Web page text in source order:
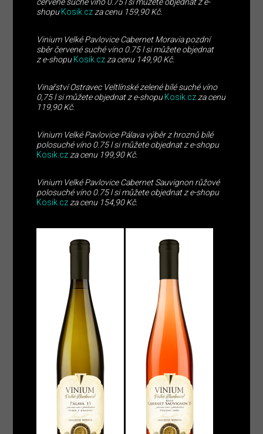
shopuKosik.cz za cenu 159,90 Kč.
Vinium Velké Pavlovice Cabernet Moravia pozdní
sběr červené suché víno 0.75 l si můžete objednat
z e-shopuKosik.cz za cenu 149,90 Kč.
Vinařství Ostravec Veltlínské zelené bílé suché víno
0,75 l si můžete objednat z e-shopuKosik.cz za cenu
119,90 Kč.
Vinium Velké Pavlovice Pálava výběr z hroznů bílé
polosuché víno 0.75 l si můžete objednat z e-shopu
Kosik.cz za cenu 199,90 Kč.
Vinium Velké Pavlovice Cabernet Sauvignon růžové
polosuché víno 0.75 l si můžete objednat z e-shopu
Kosik.cz za cenu 154,90 Kč.